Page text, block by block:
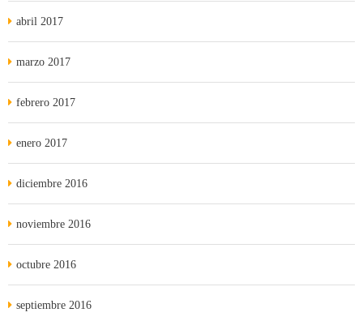
abril 2017
marzo 2017
febrero 2017
enero 2017
diciembre 2016
noviembre 2016
octubre 2016
septiembre 2016